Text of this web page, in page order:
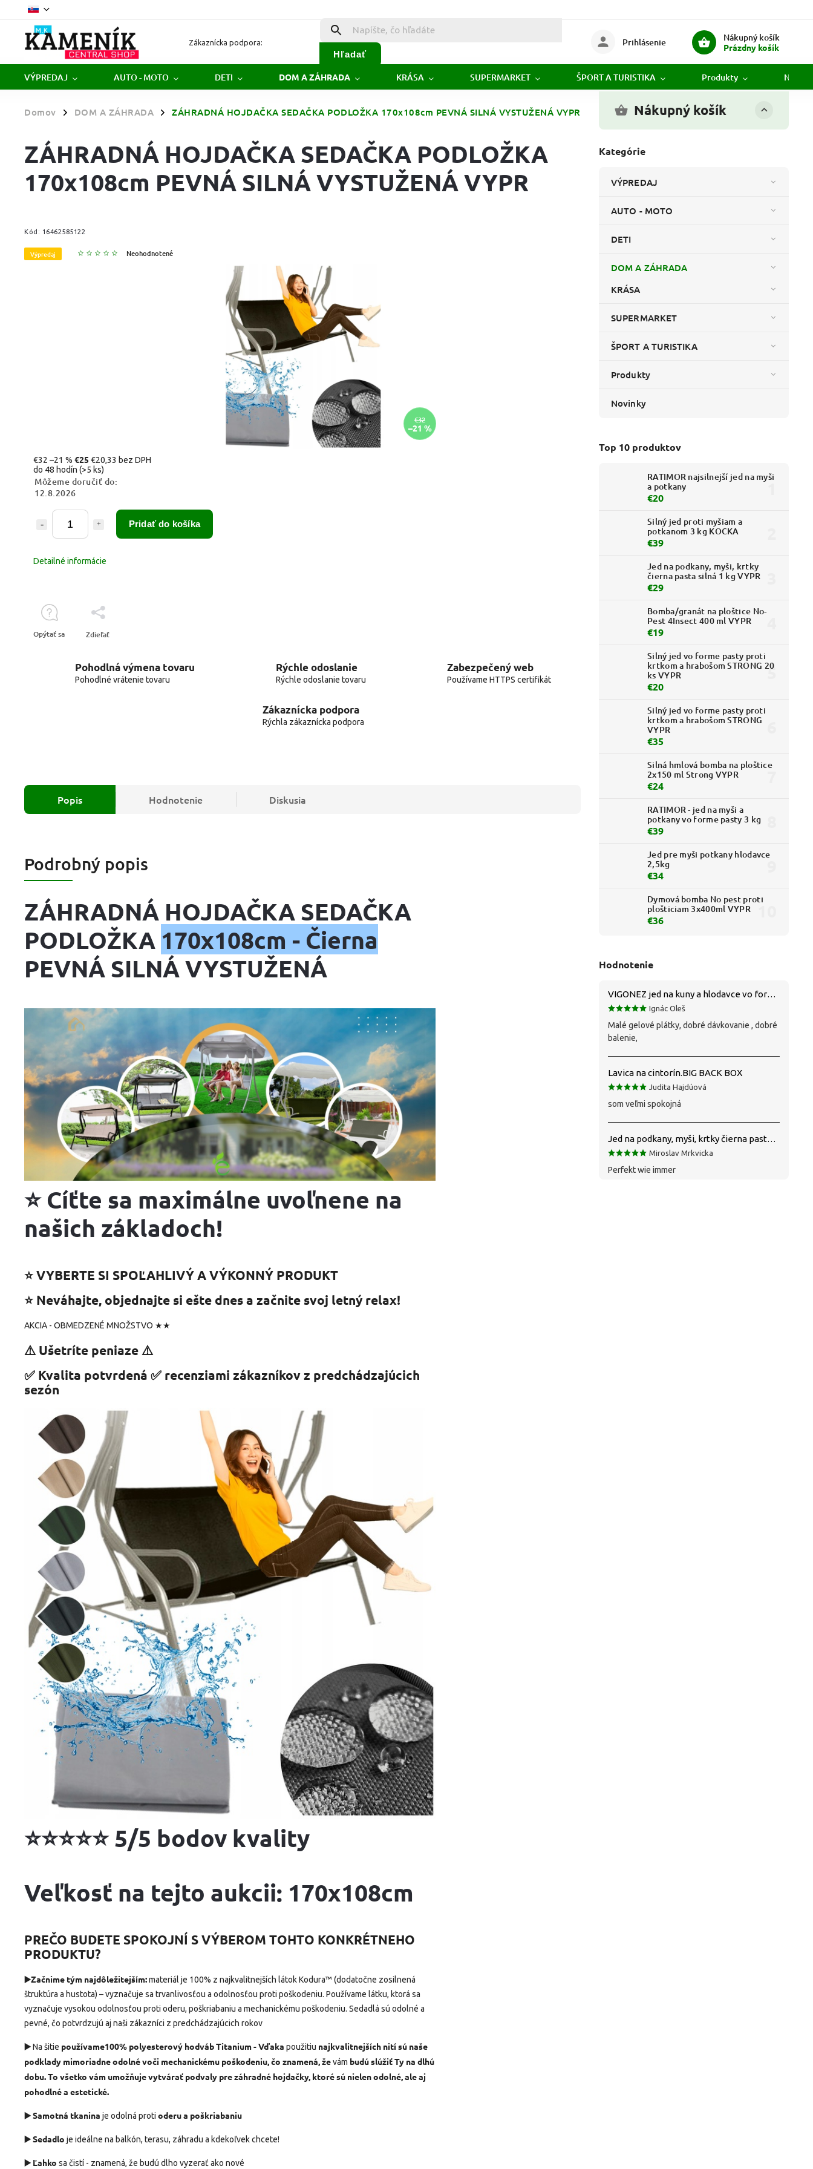
Zákaznícka podpora:
Hľadať
Nákupný košík
Prázdny košík
Prihlásenie
VÝPREDAJ AUTO - MOTO DETI DOM A ZÁHRADA KRÁSA SUPERMARKET ŠPORT A TURISTIKA Produkty
Domov / DOM A ZÁHRADA / ZÁHRADNÁ HOJDAČKA SEDAČKA PODLOŽKA 170x108cm PEVNÁ SILNÁ VYSTUŽENÁ VYPR Nákupný košík
Kategórie
VÝPREDAJ
AUTO - MOTO
DETI
DOM A ZÁHRADA
KRÁSA
SUPERMARKET
ŠPORT A TURISTIKA
Produkty
Novinky
Top 10 produktov
RATIMOR najsilnejší jed na myši
a potkany
€20
Silný jed proti myšiam a
potkanom 3 kg KOCKA
€39
Jed na podkany, myši, krtky
čierna pasta silná 1 kg VYPR
€29
Bomba/granát na ploštice No-
Pest 4Insect 400 ml VYPR
€19
Silný jed vo forme pasty proti
krtkom a hrabošom STRONG 20
ks VYPR
€20
Silný jed vo forme pasty proti
krtkom a hrabošom STRONG
VYPR
€35
Silná hmlová bomba na ploštice
2x150 ml Strong VYPR
€24
RATIMOR - jed na myši a
potkany vo forme pasty 3 kg
€39
Jed pre myši potkany hlodavce
2,5kg
€34
Dymová bomba No pest proti
plošticiam 3x400ml VYPR
€36
Hodnotenie
VIGONEZ jed na kuny a hlodavce vo forme pasty 1,5 kg
Ignác Oleš
Malé gelové plátky, dobré dávkovanie , dobré
balenie,
Lavica na cintorín.BIG BACK BOX
Judita Hajdúová
som veľmi spokojná
Jed na podkany, myši, krtky čierna pasta silná 1 kg VYPR
Miroslav Mrkvicka
Perfekt wie immer
ZÁHRADNÁ HOJDAČKA SEDAČKA PODLOŽKA
170x108cm PEVNÁ SILNÁ VYSTUŽENÁ VYPR
Kód: 16462585122
Výpredaj Neohodnotené
€32
–21 %
€32 –21 % €25 €20,33 bez DPH
do 48 hodín (>5 ks)
Môžeme doručiť do:
12.8.2026
Pridať do košíka
Detailné informácie
Opýtať sa Zdieľať
Pohodlná výmena tovaru
Pohodlné vrátenie tovaru
Rýchle odoslanie
Rýchle odoslanie tovaru
Zabezpečený web
Používame HTTPS certifikát
Zákaznícka podpora
Rýchla zákaznícka podpora
Popis Hodnotenie Diskusia
Podrobný popis
ZÁHRADNÁ HOJDAČKA SEDAČKA
PODLOŽKA 170x108cm - Čierna
PEVNÁ SILNÁ VYSTUŽENÁ
⭐ Cíťte sa maximálne uvoľnene na
našich základoch!
⭐ VYBERTE SI SPOĽAHLIVÝ A VÝKONNÝ PRODUKT
⭐ Neváhajte, objednajte si ešte dnes a začnite svoj letný relax!
AKCIA - OBMEDZENÉ MNOŽSTVO ★★
⚠️ Ušetríte peniaze ⚠️
✅ Kvalita potvrdená ✅ recenziami zákazníkov z predchádzajúcich
sezón
⭐⭐⭐⭐⭐ 5/5 bodov kvality
Veľkosť na tejto aukcii: 170x108cm
PREČO BUDETE SPOKOJNÍ S VÝBEROM TOHTO KONKRÉTNEHO
PRODUKTU?
▶️Začnime tým najdôležitejším:materiál je 100% z najkvalitnejších látok Kodura™ (dodatočne zosilnená
štruktúra a hustota) – vyznačuje sa trvanlivosťou a odolnosťou proti poškodeniu. Používame látku, ktorá sa
vyznačuje vysokou odolnosťou proti oderu, poškriabaniu a mechanickému poškodeniu. Sedadlá sú odolné a
pevné, čo potvrdzujú aj naši zákazníci z predchádzajúcich rokov
▶️Na šitie používame100% polyesterový hodváb Titanium - Vďaka použitiu najkvalitnejších nití sú naše
podklady mimoriadneodolné voči mechanickému poškodeniu, čo znamená,ževám budú slúžiť Ty na dlhú
dobu. To všetko vám umožňuje vytvárať podvaly pre záhradné hojdačky, ktoré sú nielen odolné, ale aj
pohodlné a estetické.
▶️ Samotná tkanina je odolná proti oderu a poškriabaniu
▶️Sedadlo je ideálne na balkón, terasu, záhradu a kdekoľvek chcete!
▶️ Ľahko sa čistí - znamená, že budú dlho vyzerať ako nové